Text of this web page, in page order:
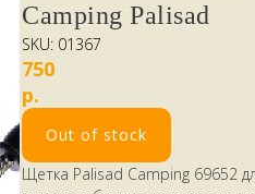
Camping Palisad
SKU: 01367
750
р.
Out of stock
Щетка Palisad Camping 69652